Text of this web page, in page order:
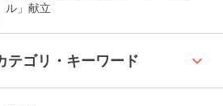
ル」献立
テゴリ・キーワード keyboard_arrow_up